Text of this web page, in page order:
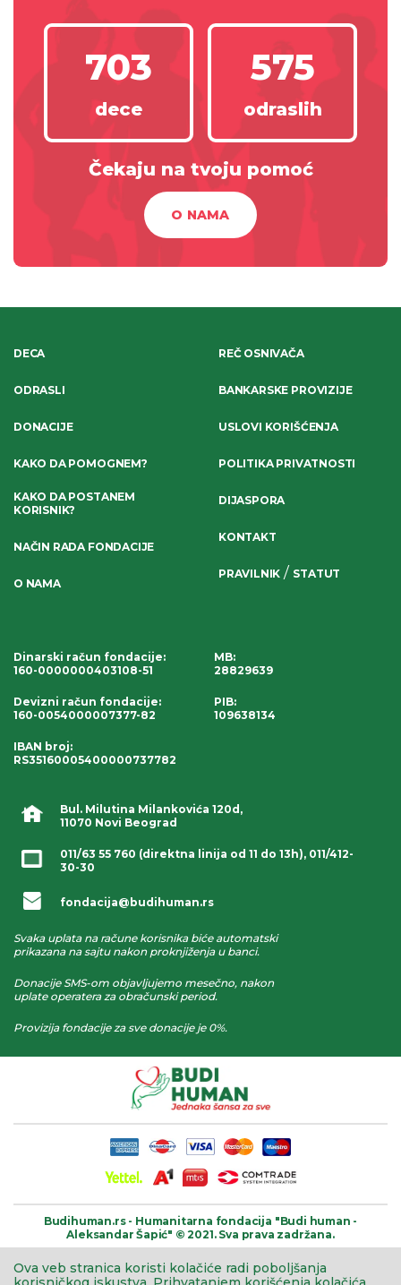
703
dece
575
odraslih
Čekaju na tvoju pomoć
O NAMA
Bul. Milutina Milankovića 120d,
11070 Novi Beograd
011/63 55 760 (direktna linija od 11 do 13h), 011/412-
30-30
fondacija@budihuman.rs
Svaka uplata na račune korisnika biće automatski
prikazana na sajtu nakon proknjiženja u banci.
Donacije SMS-om objavljujemo mesečno, nakon
uplate operatera za obračunski period.
Provizija fondacije za sve donacije je 0%.
DECA
ODRASLI
DONACIJE
KAKO DA POMOGNEM?
KAKO DA POSTANEM
KORISNIK?
NAČIN RADA FONDACIJE
O NAMA
REČ OSNIVAČA
BANKARSKE PROVIZIJE
USLOVI KORIŠĆENJA
POLITIKA PRIVATNOSTI
DIJASPORA
KONTAKT
PRAVILNIK / STATUT
Dinarski račun fondacije:
160-0000000403108-51
Devizni račun fondacije:
160-0054000007377-82
IBAN broj:
RS35160005400000737782
MB:
28829639
PIB:
109638134
Budihuman.rs - Humanitarna fondacija "Budi human -
Aleksandar Šapić" © 2021. Sva prava zadržana.
Ova veb stranica koristi kolačiće radi poboljšanja